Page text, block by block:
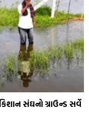
સંઘનો ગ્રાઉન્ડ સર્વે